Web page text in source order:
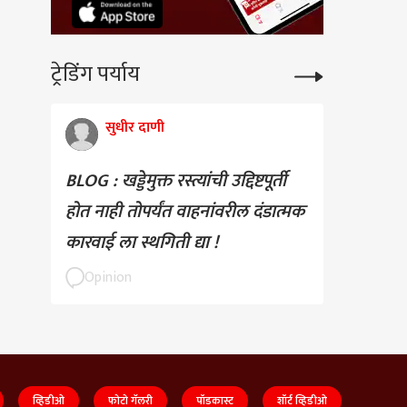
ट्रेडिंग पर्याय
सुधीर दाणी
BLOG : खड्डेमुक्त रस्त्यांची उद्दिष्टपूर्ती
होत नाही तोपर्यंत वाहनांवरील दंडात्मक
कारवाई ला स्थगिती द्या !
Opinion
व्हिडीओ फोटो गॅलरी पॉडकास्ट शॉर्ट व्हिडीओ